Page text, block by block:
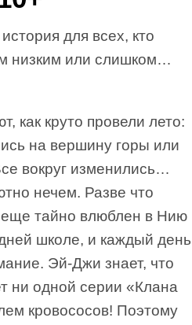
для всех, кто
низким или слишком…
как круто провели лето:
на вершину горы или
вокруг изменились…
нечем. Разве что
еще тайно влюблен в Нию
школе, и каждый день
Эй-Джи знает, что
ни одной серии «Клана
кровососов! Поэтому